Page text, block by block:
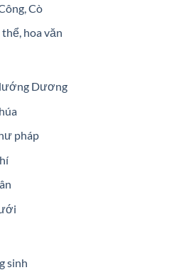
Cò
hoa văn
Dương
pháp
sinh